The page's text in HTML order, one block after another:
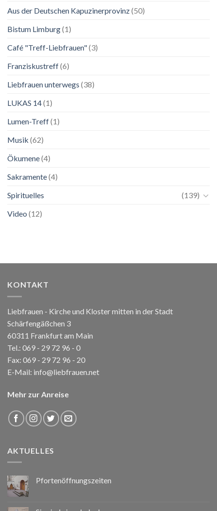
Aus der Deutschen Kapuzinerprovinz(50)
Bistum Limburg(1)
Café "Treff-Liebfrauen"(3)
Franziskustreff(6)
Liebfrauen unterwegs (38)
LUKAS 14(1)
Lumen-Treff(1)
Musik (62)
Ökumene(4)
Sakramente(4)
Spirituelles
(139)
Video (12)
KONTAKT
Liebfrauen - Kirche und Kloster mitten in der Stadt
Schärfengäßchen 3
60311 Frankfurt am Main
Tel.: 069 - 29 72 96 - 0
Fax: 069 - 29 72 96 - 20
E-Mail: info@liebfrauen.net
Mehr zur Anreise
AKTUELLES
Pfortenöffnungszeiten